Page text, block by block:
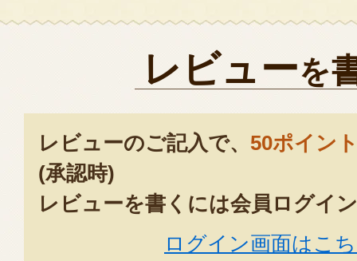
レビューを
レビューのご記入で、 50ポイン
(承認時)
レビューを書くには会員ログイ
ログイン画面はこ